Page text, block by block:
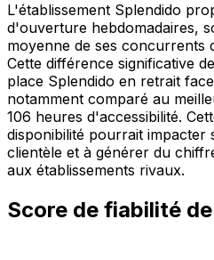
L'établissement Splendido
d'ouverture hebdomadaires,
moyenne de ses concurrents
Cette différence significative
place Splendido en retrait
notamment comparé au
106 heures d'accessibilité.
disponibilité pourrait impacter
clientèle et à générer du
aux établissements rivaux.
Score de fiabilité de